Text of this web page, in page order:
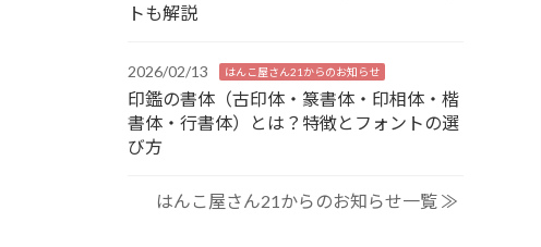
トも解説
2026/02/13 はんこ屋さん21からのお知らせ
印鑑の書体（古印体・篆書体・印相体・楷
書体・行書体）とは？特徴とフォントの選
び方
はんこ屋さん21からのお知らせ一覧 ≫